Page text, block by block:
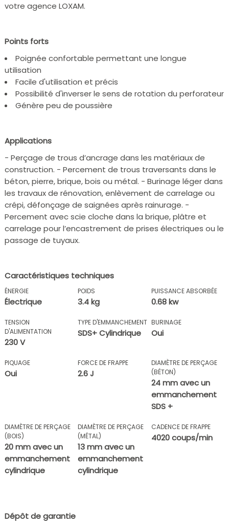
votre agence LOXAM.
Points forts
Poignée confortable permettant une longue
utilisation
Facile d'utilisation et précis
Possibilité d'inverser le sens de rotation du perforateur
Génère peu de poussière
Applications
- Perçage de trous d’ancrage dans les matériaux de
construction. - Percement de trous traversants dans le
béton, pierre, brique, bois ou métal. - Burinage léger dans
les travaux de rénovation, enlèvement de carrelage ou
crépi, défonçage de saignées après rainurage. -
Percement avec scie cloche dans la brique, plâtre et
carrelage pour l’encastrement de prises électriques ou le
passage de tuyaux.
Caractéristiques techniques
ÉNERGIE
Électrique
POIDS
3.4 kg
PUISSANCE ABSORBÉE
0.68 kw
TENSION
D'ALIMENTATION
230 V
TYPE D'EMMANCHEMENT
SDS+ Cylindrique
BURINAGE
Oui
PIQUAGE
Oui
FORCE DE FRAPPE
2.6 J
DIAMÈTRE DE PERÇAGE
(BÉTON)
24 mm avec un
emmanchement
SDS +
DIAMÈTRE DE PERÇAGE
(BOIS)
20 mm avec un
emmanchement
cylindrique
DIAMÈTRE DE PERÇAGE
(MÉTAL)
13 mm avec un
emmanchement
cylindrique
CADENCE DE FRAPPE
4020 coups/min
Dépôt de garantie